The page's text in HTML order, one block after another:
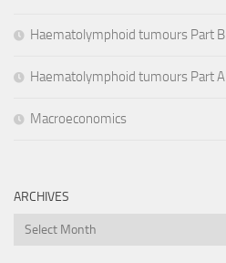
Haematolymphoid tumours Part B
Haematolymphoid tumours Part A
Macroeconomics
ARCHIVES
Archives